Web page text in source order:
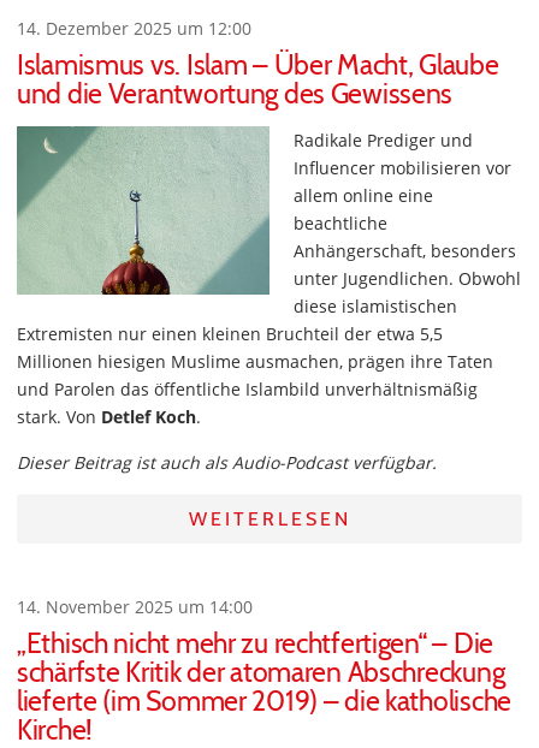
14. Dezember 2025 um 12:00
Islamismus vs. Islam – Über Macht, Glaube
und die Verantwortung des Gewissens
Radikale Prediger und
Influencer mobilisieren vor
allem online eine
beachtliche
Anhängerschaft, besonders
unter Jugendlichen. Obwohl
diese islamistischen
Extremisten nur einen kleinen Bruchteil der etwa 5,5
Millionen hiesigen Muslime ausmachen, prägen ihre Taten
und Parolen das öffentliche Islambild unverhältnismäßig
stark. Von Detlef Koch.
Dieser Beitrag ist auch als Audio-Podcast verfügbar.
WEITERLESEN
14. November 2025 um 14:00
„Ethisch nicht mehr zu rechtfertigen“ – Die
schärfste Kritik der atomaren Abschreckung
lieferte (im Sommer 2019) – die katholische
Kirche!